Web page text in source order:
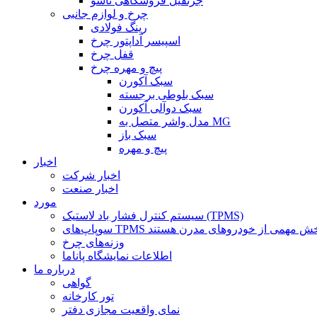
چرخ و لوازم جانبی
رینگ فولادی
اسپیسر آداپتور چرخ
قفل چرخ
پیچ و مهره چرخ
سبک آکورن
سبک بلوطی برجسته
سبک دوآلی آکورن
مدل واشر متصل به MG
سبک باز
پیچ و مهره
اخبار
اخبار شرکت
اخبار صنعت
مورد
سیستم کنترل فشار باد لاستیک (TPMS)
وزنه‌های چرخ
اطلاعات نمایشگاه پاناما
درباره ما
گواهی
تور کارخانه
نمای واقعیت مجازی دفتر